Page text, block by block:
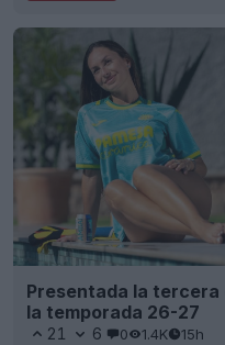
Presentada la
la temporada 26-27
21 6 0 1.4K 15h